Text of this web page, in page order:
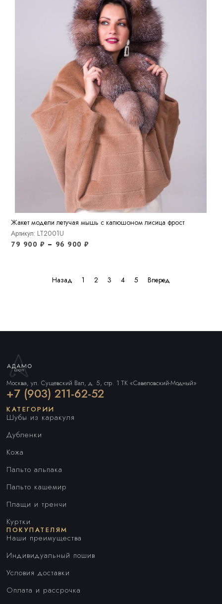
Жакет модели летучая мышь с капюшоном лисица фрост
Артикул: LT2001U
79 900 ₽ – 96 900₽
Назад 1 2 3 4 5 Вперед
Москва, ул. Сущевский Вал, д. 5, стр. 1 ТК «Савеловский-Модный»
+7 (903) 211-62-52
КАТЕГОРИИ
Шубы из каракуля
Дубленки
Кожа
Пальто альпака
Пальто кашемир
Плащи и тренчи
Куртки
ПОКУПАТЕЛЯМ
Наши преимущества
Индивидуальный пошив
Условия доставки
Оплата и рассрочка